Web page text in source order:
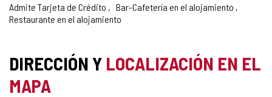
Admite Tarjeta de Crédito
Bar-Cafetería en el alojamiento
Restaurante en el alojamiento
DIRECCIÓN Y LOCALIZACIÓN EN EL
MAPA